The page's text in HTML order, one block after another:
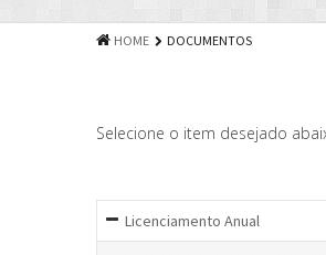
HOME DOCUMENTOS
Selecione o item desejado
Licenciamento Anual